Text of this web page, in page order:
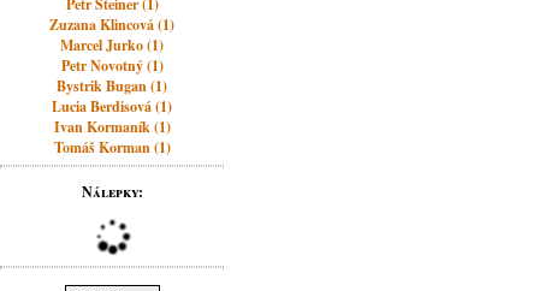
Petr Steiner (1)
Zuzana Klincová (1)
Marcel Jurko (1)
Petr Novotný (1)
Bystrik Bugan (1)
Lucia Berdisová (1)
Ivan Kormaník (1)
Tomáš Korman (1)
Nálepky: